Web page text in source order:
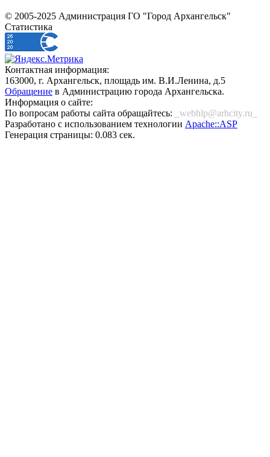
© 2005-2025 Администрация ГО "Город Архангельск"
Статистика
Контактная информация:
163000, г. Архангельск, площадь им. В.И.Ленина, д.5
Обращение в Администрацию города Архангельска.
Информация о сайте:
По вопросам работы сайта обращайтесь:
_webhlp@arhcity.ru_
Разработано с использованием технологии Apache::ASP
Генерация страницы: 0.083 сек.